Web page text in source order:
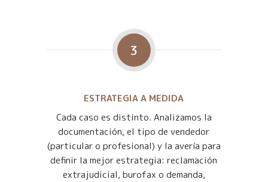
3
ESTRATEGIA A MEDIDA
Cada caso es distinto. Analizamos la
documentación, el tipo de vendedor
(particular o profesional) y la avería para
definir la mejor estrategia: reclamación
extrajudicial, burofax o demanda,